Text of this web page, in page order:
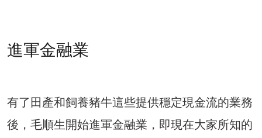
進軍金融業
有了田產和飼養豬牛這些提供穩定現金流的業務
後，毛順生開始進軍金融業，即現在大家所知的